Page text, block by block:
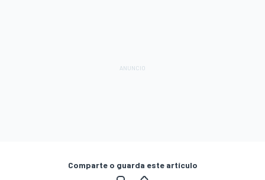
Comparte o guarda este artículo